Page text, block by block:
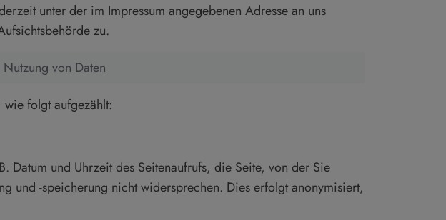
unter der im Impressum angegebenen Adresse an uns
zu.
von Daten
wie folgt aufgezählt:
Datum und Uhrzeit des Seitenaufrufs, die Seite, von der Sie
und -speicherung nicht widersprechen. Dies erfolgt anonymisiert,